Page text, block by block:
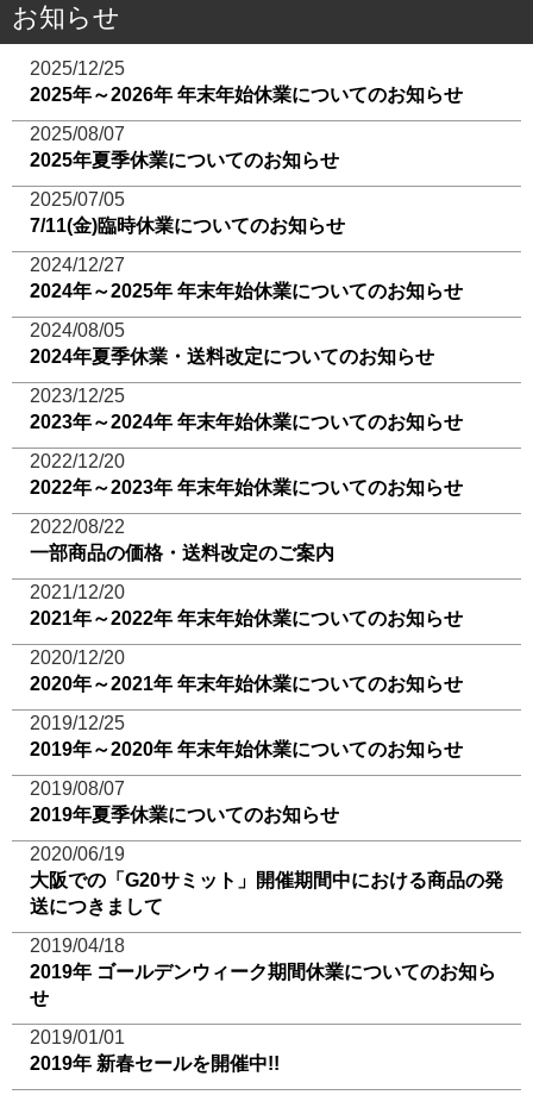
お知らせ
2025/12/25
2025年～2026年 年末年始休業についてのお知らせ
2025/08/07
2025年夏季休業についてのお知らせ
2025/07/05
7/11(金)臨時休業についてのお知らせ
2024/12/27
2024年～2025年 年末年始休業についてのお知らせ
2024/08/05
2024年夏季休業・送料改定についてのお知らせ
2023/12/25
2023年～2024年 年末年始休業についてのお知らせ
2022/12/20
2022年～2023年 年末年始休業についてのお知らせ
2022/08/22
一部商品の価格・送料改定のご案内
2021/12/20
2021年～2022年 年末年始休業についてのお知らせ
2020/12/20
2020年～2021年 年末年始休業についてのお知らせ
2019/12/25
2019年～2020年 年末年始休業についてのお知らせ
2019/08/07
2019年夏季休業についてのお知らせ
2020/06/19
大阪での「G20サミット」開催期間中における商品の発
送につきまして
2019/04/18
2019年 ゴールデンウィーク期間休業についてのお知ら
せ
2019/01/01
2019年 新春セールを開催中!!